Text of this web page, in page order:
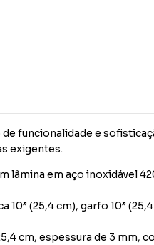
de funcionalidade e
exigentes.
lâmina em aço inoxidável
10” (25,4 cm), garfo 10”
cm, espessura de 3